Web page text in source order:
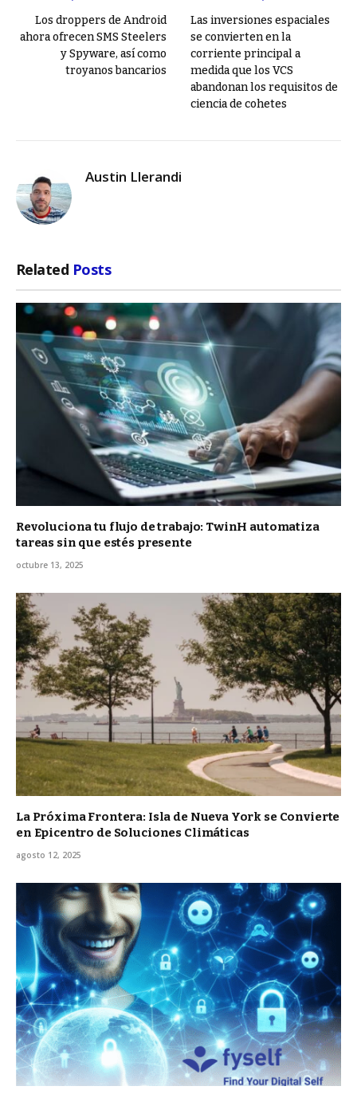
Los droppers de Android
ahora ofrecen SMS Steelers
y Spyware, así como
troyanos bancarios
Las inversiones espaciales
se convierten en la
corriente principal a
medida que los VCS
abandonan los requisitos de
ciencia de cohetes
Austin Llerandi
Related Posts
Revoluciona tu flujo de trabajo: TwinH automatiza
tareas sin que estés presente
octubre 13, 2025
La Próxima Frontera: Isla de Nueva York se Convierte
en Epicentro de Soluciones Climáticas
agosto 12, 2025